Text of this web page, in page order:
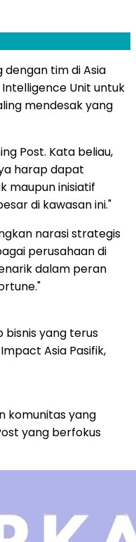
tim di Asia
Unit untuk
mendesak yang
Post. Kata beliau,
harap dapat
maupun inisiatif
di kawasan ini."
narasi strategis
perusahaan di
dalam peran
bisnis yang terus
Asia Pasifik,
komunitas yang
yang berfokus